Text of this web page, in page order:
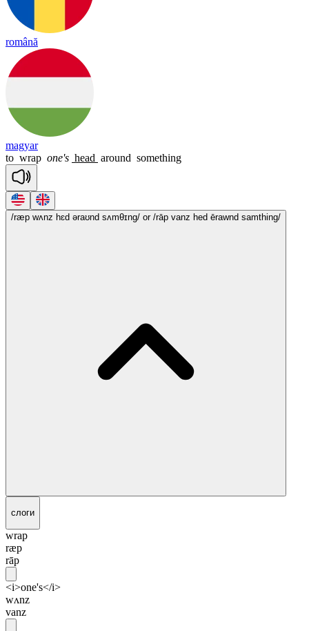
română
magyar
to wrap one's head around something
/ræp wʌnz hɛd əraʊnd sʌmθɪng/ or /rāp vanz hed ērawnd samthing/
слоги
wrap
ræp
rāp
<i>one's</i>
wʌnz
vanz